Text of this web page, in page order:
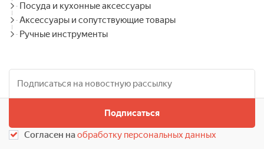
Посуда и кухонные аксессуары
Аксессуары и сопутствующие товары
Ручные инструменты
Подписаться
Согласен наобработку персональных данных